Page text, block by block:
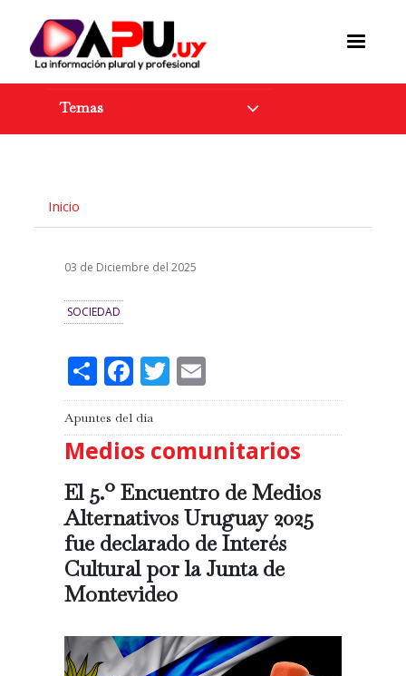
Temas
Inicio
03 de Diciembre del 2025
SOCIEDAD
ShareFacebook
Twitter
Apuntes del día
Medios comunitarios
El 5.º Encuentro de Medios
Alternativos Uruguay 2025
fue declarado de Interés
Cultural por la Junta de
Montevideo